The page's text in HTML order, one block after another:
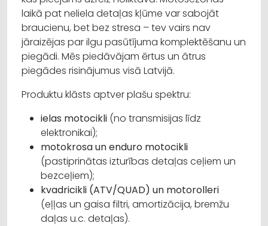
laikā pat neliela detaļas kļūme var sabojāt
braucienu, bet bez stresa – tev vairs nav
jāraizējas par ilgu pasūtījuma komplektēšanu un
piegādi. Mēs piedāvājam ērtus un ātrus
piegādes risinājumus visā Latvijā.
Produktu klāsts aptver plašu spektru:
ielas motocikli (no transmisijas līdz
elektronikai);
motokrosa un enduro motocikli
(pastiprinātas izturības detaļas ceļiem un
bezceļiem);
kvadricikli (ATV/QUAD) un motorolleri
(eļļas un gaisa filtri, amortizācija, bremžu
daļas u.c. detaļas).